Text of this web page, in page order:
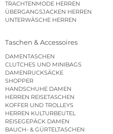
TRACHTENMODE HERREN
ÜBERGANGSJACKEN HERREN
UNTERWÄSCHE HERREN
Taschen & Accessoires
DAMENTASCHEN
CLUTCHES UND MINIBAGS
DAMENRUCKSÄCKE
SHOPPER
HANDSCHUHE DAMEN
HERREN REISETASCHEN
KOFFER UND TROLLEYS
HERREN KULTURBEUTEL
REISEGEPÄCK DAMEN
BAUCH- & GÜRTELTASCHEN